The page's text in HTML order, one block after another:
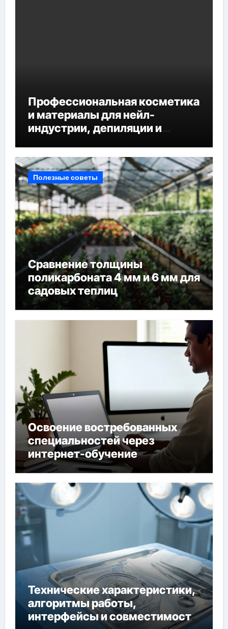
Профессиональная косметика
и материалы для нейл-
индустрии, депиляции и
Полезные советы
Сравнение толщины
поликарбоната 4 мм и 6 мм для
садовых теплиц
Освоение востребованных
специальностей через
интернет-обучение
Технические характеристики,
алгоритмы работы,
интерфейсы и совместимость